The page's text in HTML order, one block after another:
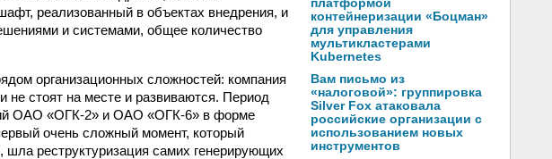
реализованный в объектах внедрения, и
и системами, общее количество
организационных сложностей: компания
не стоят на месте и развиваются. Период
ОАО «ОГК-2» и ОАО «ОГК-6» в форме
очень сложный момент, который
реструктуризация самих генерирующих
платформой
контейнеризации «Боцман»
для управления
мультикластерами
Kubernetes
Вам письмо из
«налоговой»: группировка
Silver Fox атаковала
российские организации с
использованием новых
инструментов